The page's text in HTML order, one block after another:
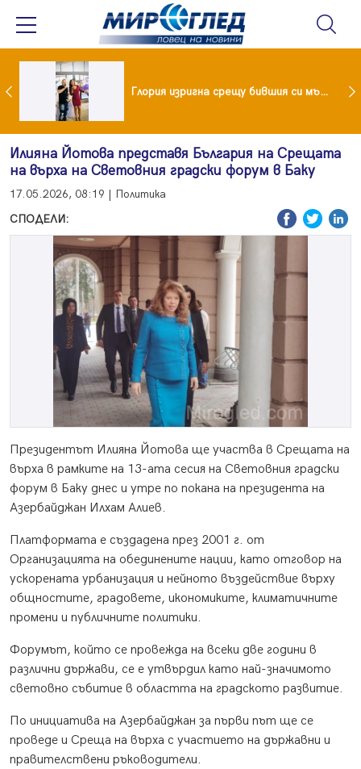
Мария и майка си построиха къща от 8000 стъклени бутилки Глория изригна срещу бившия си мъж: Беше със 120-килограмова жена! Искаше бърза печалба...
Илияна Йотова представя България на Срещата
на върха на Световния градски форум в Баку
17.05.2026, 08:19 | Политика
СПОДЕЛИ:
Президентът Илияна Йотова ще участва в Срещата на
върха в рамките на 13-ата сесия на Световния градски
форум в Баку днес и утре по покана на президента на
Азербайджан Илхам Алиев.
Платформата е създадена през 2001 г. от
Организацията на обединените нации, като отговор на
ускорената урбанизация и нейното въздействие върху
общностите, градовете, икономиките, климатичните
промени и публичните политики.
Форумът, който се провежда на всеки две години в
различни държави, се е утвърдил като най-значимото
световно събитие в областта на градското развитие.
По инициатива на Азербайджан за първи път ще се
проведе и Среща на върха с участието на държавни и
правителствени ръководители.